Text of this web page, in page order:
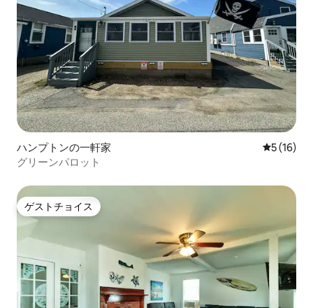
ハンプトンの一軒家 レビュー
5 (16)
グリーンパロット
ゲストチョイス
ゲストチョイス